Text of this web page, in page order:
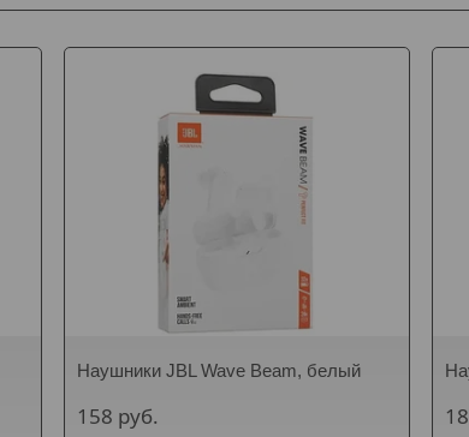
Наушники JBL Wave Beam, белый
158 руб.